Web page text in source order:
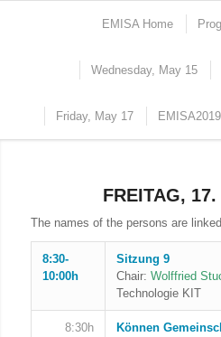
EMISA Home
Wednesday, May 15
Friday, May 17
FREITAG,
The names of the persons are
8:30-
10:00h
Sitzung 9
Chair: Wolffried
Technologie KIT
8:30h
Können